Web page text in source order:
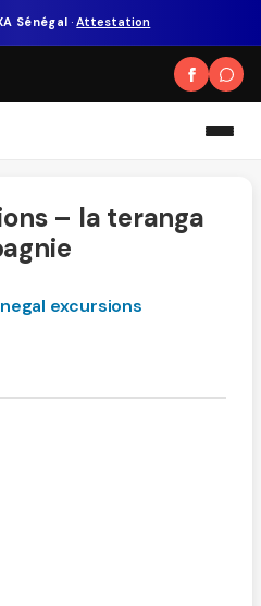
Sénégal ·Attestation
– la teranga
excursions